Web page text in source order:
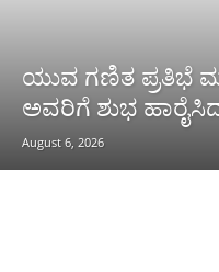
ಯುವ ಗಣಿತ ಪ್ರತಿಭೆ
ಅವರಿಗೆ ಶುಭ
August 6, 2026